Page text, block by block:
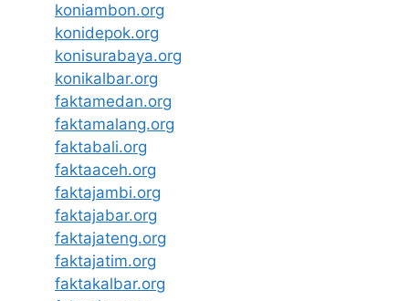
koniambon.org
konidepok.org
konisurabaya.org
konikalbar.org
faktamedan.org
faktamalang.org
faktabali.org
faktaaceh.org
faktajambi.org
faktajabar.org
faktajateng.org
faktajatim.org
faktakalbar.org